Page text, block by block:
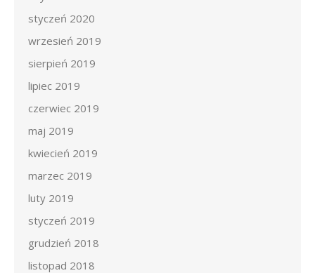
styczeń 2020
wrzesień 2019
sierpień 2019
lipiec 2019
czerwiec 2019
maj 2019
kwiecień 2019
marzec 2019
luty 2019
styczeń 2019
grudzień 2018
listopad 2018